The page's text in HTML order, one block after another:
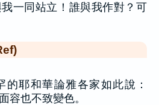
一同站立！誰與我作對？可
的耶和華論雅各家如此說：
容也不致變色。